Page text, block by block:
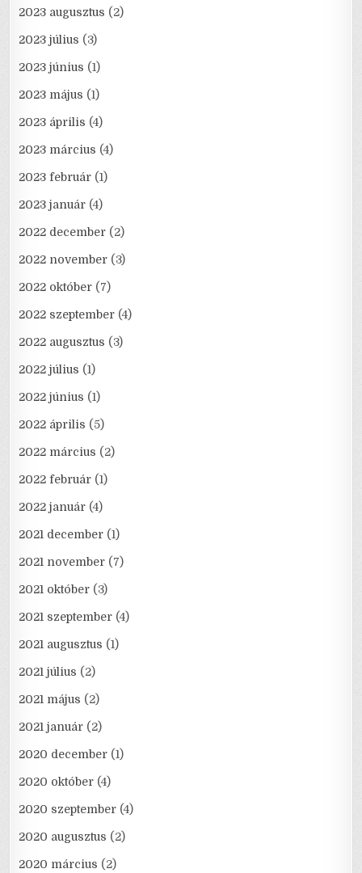
2023 augusztus (2)
2023 július (3)
2023 június (1)
2023 május (1)
2023 április (4)
2023 március (4)
2023 február (1)
2023 január (4)
2022 december (2)
2022 november (3)
2022 október (7)
2022 szeptember (4)
2022 augusztus (3)
2022 július (1)
2022 június (1)
2022 április (5)
2022 március (2)
2022 február (1)
2022 január (4)
2021 december (1)
2021 november (7)
2021 október (3)
2021 szeptember (4)
2021 augusztus (1)
2021 július (2)
2021 május (2)
2021 január (2)
2020 december (1)
2020 október (4)
2020 szeptember (4)
2020 augusztus (2)
2020 március (2)